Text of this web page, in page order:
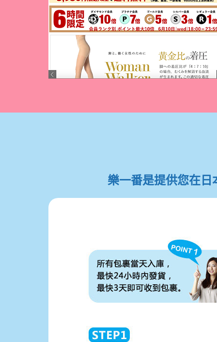
樂一番是提供您在日